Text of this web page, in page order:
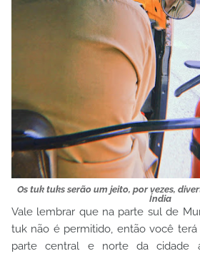
Os tuk tuks serão um jeito, por vezes,
Índia
Vale lembrar que na parte sul de
tuk não é permitido, então você terá
parte central e norte da cidade